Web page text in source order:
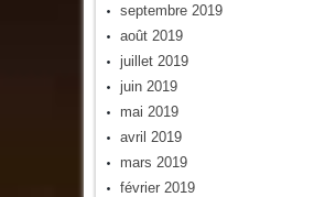
septembre 2019
août 2019
juillet 2019
juin 2019
mai 2019
avril 2019
mars 2019
février 2019